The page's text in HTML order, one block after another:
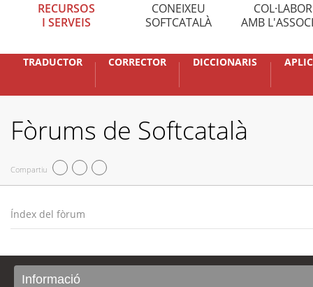
RECURSOS
I SERVEIS
CONEIXEU
SOFTCATALÀ
AMB
TRADUCTOR CORRECTOR DICCIONARIS
Fòrums de Softcatalà
Compartiu
Índex del fòrum
Informació